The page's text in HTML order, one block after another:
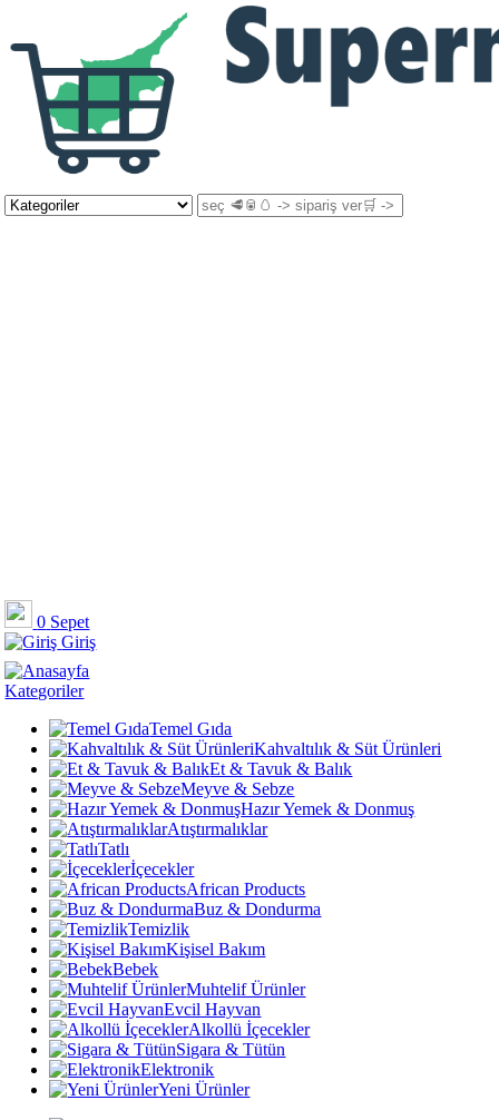
0 Sepet
Giriş
Kategoriler
Temel Gıda
Kahvaltılık & Süt Ürünleri
Et & Tavuk & Balık
Meyve & Sebze
Hazır Yemek & Donmuş
Atıştırmalıklar
Tatlı
İçecekler
African Products
Buz & Dondurma
Temizlik
Kişisel Bakım
Bebek
Muhtelif Ürünler
Evcil Hayvan
Alkollü İçecekler
Sigara & Tütün
Elektronik
Yeni Ürünler